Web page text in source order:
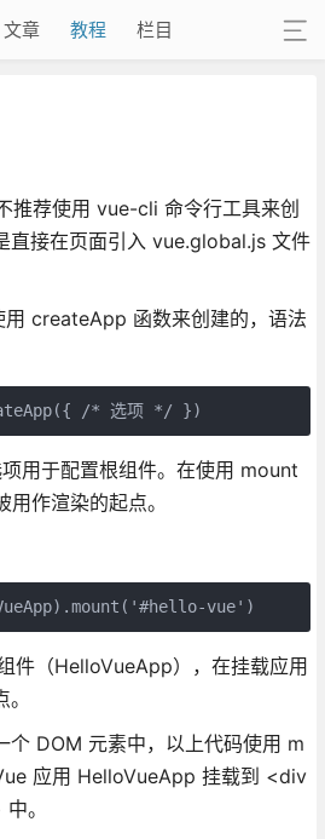
文章 教程 栏目
推荐使用 vue-cli 命令行工具来创
直接在页面引入 vue.global.js 文件
createApp 函数来创建的，语法
/* 选项 */ })
用于配置根组件。在使用 mount
作渲染的起点。
vue')
件（HelloVueApp），在挂载应用
个 DOM 元素中，以上代码使用 m
应用 HelloVueApp 挂载到 <div
。